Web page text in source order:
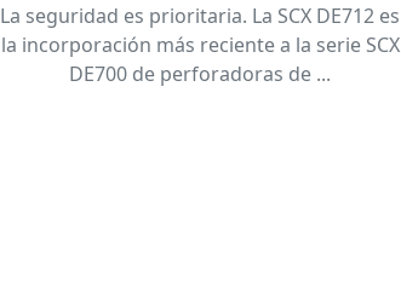
La seguridad es prioritaria. La SCX DE712 es
la incorporación más reciente a la serie SCX
DE700 de perforadoras de ...